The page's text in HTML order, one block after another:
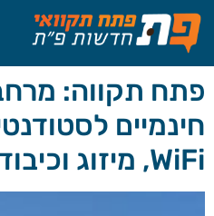
לתוכן
פתח תקווה:
חינמיים
WiFi, מיזוג וכיבוד קל